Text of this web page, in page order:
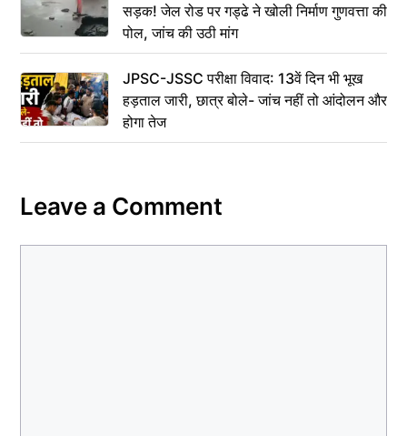
सड़क! जेल रोड पर गड्ढे ने खोली निर्माण गुणवत्ता की
पोल, जांच की उठी मांग
JPSC-JSSC परीक्षा विवाद: 13वें दिन भी भूख
हड़ताल जारी, छात्र बोले- जांच नहीं तो आंदोलन और
होगा तेज
Leave a Comment